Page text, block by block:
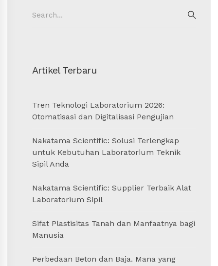
for:
Artikel Terbaru
Tren Teknologi Laboratorium 2026:
Otomatisasi dan Digitalisasi Pengujian
Nakatama Scientific: Solusi Terlengkap
untuk Kebutuhan Laboratorium Teknik
Sipil Anda
Nakatama Scientific: Supplier Terbaik Alat
Laboratorium Sipil
Sifat Plastisitas Tanah dan Manfaatnya bagi
Manusia
Perbedaan Beton dan Baja. Mana yang